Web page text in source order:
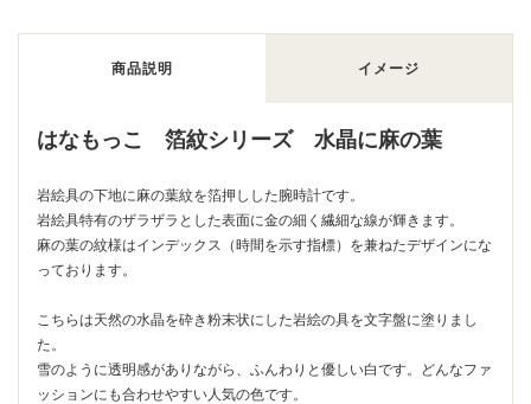
商品説明 イメージ
はなもっこ 箔紋シリーズ 水晶に麻の葉
岩絵具の下地に麻の葉紋を箔押しした腕時計です。
岩絵具特有のザラザラとした表面に金の細く繊細な線が輝きます。
麻の葉の紋様はインデックス（時間を示す指標）を兼ねたデザインにな
っております。
こちらは天然の水晶を砕き粉末状にした岩絵の具を文字盤に塗りまし
た。
雪のように透明感がありながら、ふんわりと優しい白です。どんなファ
ッションにも合わせやすい人気の色です。